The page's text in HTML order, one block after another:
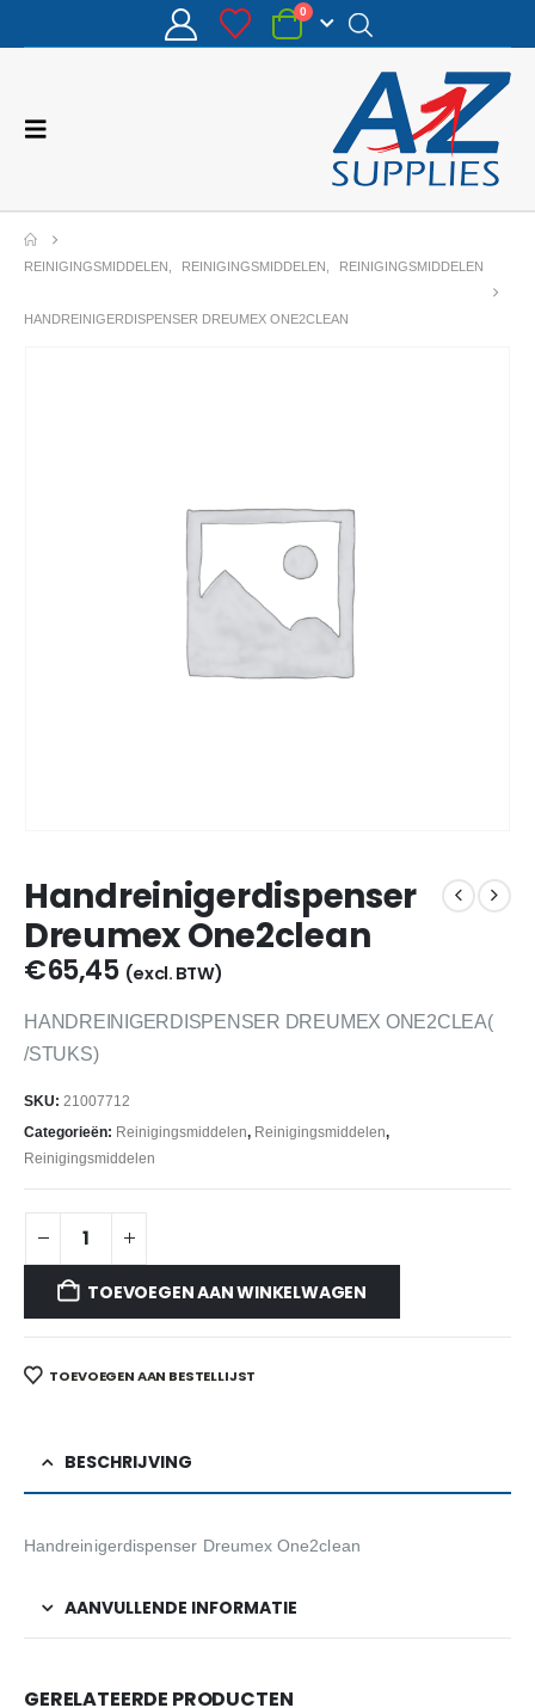
0
REINIGINGSMIDDELEN REINIGINGSMIDDELEN REINIGINGSMIDDELEN
HANDREINIGERDISPENSER DREUMEX ONE2CLEAN
Handreinigerdispenser
Dreumex One2clean
€65,45 (excl. BTW)
HANDREINIGERDISPENSER DREUMEX ONE2CLEA(
/STUKS)
SKU: 21007712
Categorieën: Reinigingsmiddelen, Reinigingsmiddelen,
Reinigingsmiddelen
TOEVOEGEN AAN WINKELWAGEN
TOEVOEGEN AAN BESTELLIJST
BESCHRIJVING
Handreinigerdispenser Dreumex One2clean
AANVULLENDE INFORMATIE
GERELATEERDE PRODUCTEN